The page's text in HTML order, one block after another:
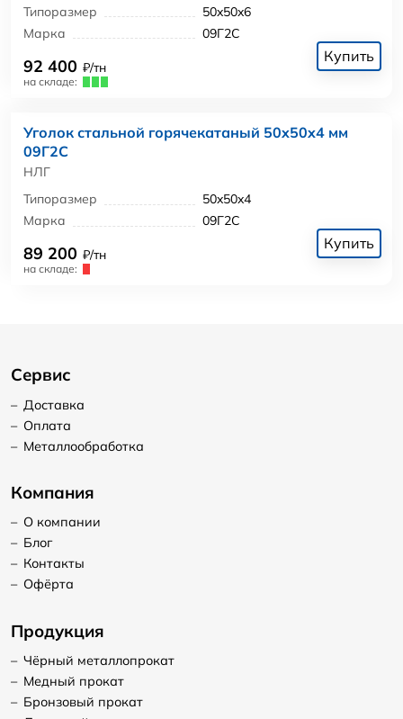
Типоразмер
50x50x6
Марка
09Г2С
92 400 ₽/тн
на складе:
Купить
Уголок стальной горячекатаный 50x50x4 мм
09Г2С
НЛГ
Типоразмер
50x50x4
Марка
09Г2С
89 200 ₽/тн
на складе:
Купить
Сервис
– Доставка
– Оплата
– Металлообработка
Компания
– О компании
– Блог
– Контакты
– Офёрта
Продукция
– Чёрный металлопрокат
– Медный прокат
– Бронзовый прокат